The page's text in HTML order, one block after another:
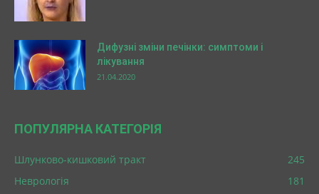
Дифузні зміни печінки: симптоми і
лікування
21.04.2020
ПОПУЛЯРНА КАТЕГОРІЯ
Шлунково-кишковий тракт
245
Неврологія
181